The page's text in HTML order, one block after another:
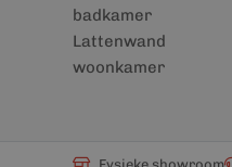
badkamer
Lattenwand
woonkamer
Fysieke showroom